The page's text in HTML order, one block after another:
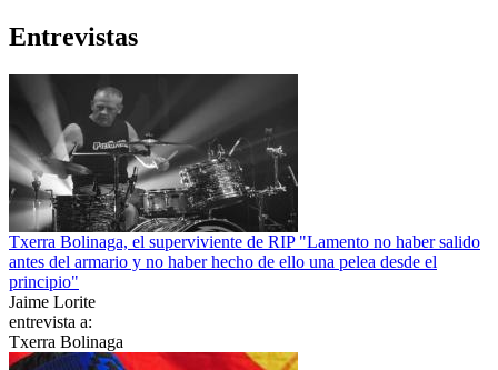
Entrevistas
Txerra Bolinaga, el superviviente de RIP "Lamento no haber salido
antes del armario y no haber hecho de ello una pelea desde el
principio"
Jaime Lorite
entrevista a:
Txerra Bolinaga